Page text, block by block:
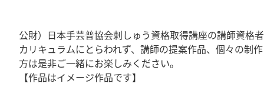
公財）日本手芸普協会刺しゅう資格取得講座の講師資格
カリキュラムにとらわれず、講師の提案作品、個々の制
方は是非ご一緒にお楽しみください。
【作品はイメージ作品です】